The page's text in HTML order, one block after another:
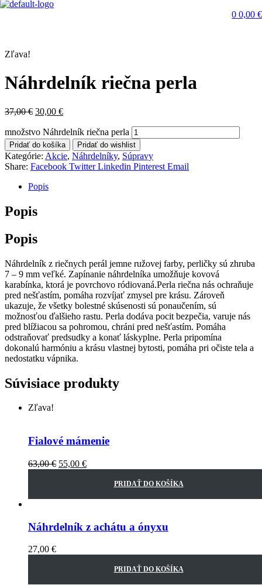
0 0,00 €
Zľava!
Náhrdelník riečna perla
37,00€ 30,00 €
množstvo Náhrdelník riečna perla
Pridať do košíka Pridať do wishlist
Kategórie: Akcie, Náhrdelníky, Súpravy
Share: Facebook Twitter Linkedin Pinterest Email
Popis
Popis
Popis
Náhrdelník z riečnych perál jemne ružovej farby, perličky sú zhruba
7 – 9 mm veľké. Zapínanie náhrdelníka umožňuje kovová
karabínka, ktorá je povrchovo ródiovaná.Perla riečna nás ochraňuje
pred nešťastím, pomáha rozvíjať zmysel pre krásu. Zároveň
ukazuje, že všetky bolestné skúsenosti sú ponaučením, sú
možnosťou ďalšieho rastu. Perla dodáva pocit bezpečia, varuje nás
pred blížiacou sa pohromou, chráni pred nešťastím. Pomáha
odstraňovať predsudky a konať láskyplne. Perla pripomína
dokonalú harmóniu a krásu vlastnej bytosti, pomáha pri očiste tela a
nedostatku vápnika.
Súvisiace produkty
Zľava!
Fialové mámenie
63,00€ 55,00 €
PRIDAŤ DO KOŠÍKA
Náhrdelník z achátu a ónyxu
27,00 €
PRIDAŤ DO KOŠÍKA